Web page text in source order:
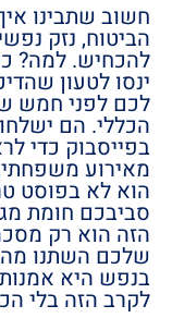
חשוב שתבינו
הביטוח, נזק
ינסו לטעון
לכם לפני חמש
הכללי. הם
בפייסבוק כדי
מאירוע משפחתי,
הוא לא בפוסט
סביבכם חומת
הזה הוא רק
שלכם השתנו
בנפש היא
לקרב הזה בלי